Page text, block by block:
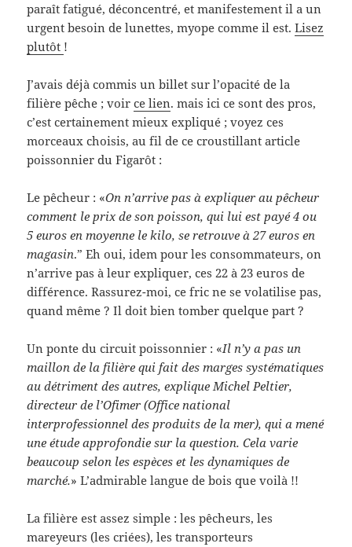
paraît fatigué, déconcentré, et manifestement il a un
urgent besoin de lunettes, myope comme il est.Lisez
plutôt !
J’avais déjà commis un billet sur l’opacité de la
filière pêche ; voirce lien. mais ici ce sont des pros,
c’est certainement mieux expliqué ; voyez ces
morceaux choisis, au fil de ce croustillant article
poissonnier du Figarôt :
Le pêcheur : «On n’arrive pas à expliquer au pêcheur
comment le prix de son poisson, qui lui est payé 4 ou
5 euros en moyenne le kilo, se retrouve à 27 euros en
magasin.” Eh oui, idem pour les consommateurs, on
n’arrive pas à leur expliquer, ces 22 à 23 euros de
différence. Rassurez-moi, ce fric ne se volatilise pas,
quand même ? Il doit bien tomber quelque part ?
Un ponte du circuit poissonnier : «Il n’y a pas un
maillon de la filière qui fait des marges systématiques
au détriment des autres, explique Michel Peltier,
directeur de l’Ofimer (Office national
interprofessionnel des produits de la mer), qui a mené
une étude approfondie sur la question. Cela varie
beaucoup selon les espèces et les dynamiques de
marché.» L’admirable langue de bois que voilà !!
La filière est assez simple : les pêcheurs, les
mareyeurs (les criées), les transporteurs